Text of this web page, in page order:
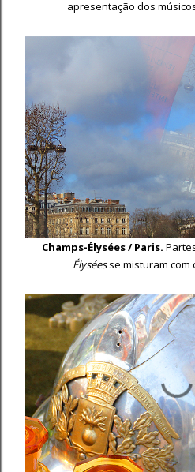
apresentação dos
Champs-Élysées / Paris.
Élyséesse misturam com